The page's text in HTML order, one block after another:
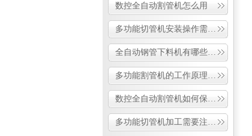
数控全自动割管机怎么用
多功能切管机安装操作需要注意哪些细节问题
全自动钢管下料机有哪些特点
多功能割管机的工作原理和流程
数控全自动割管机如何保证加工的精度和效率
多功能切管机加工需要注意什么事项